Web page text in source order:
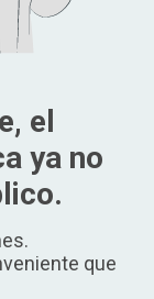
el
ya no
que